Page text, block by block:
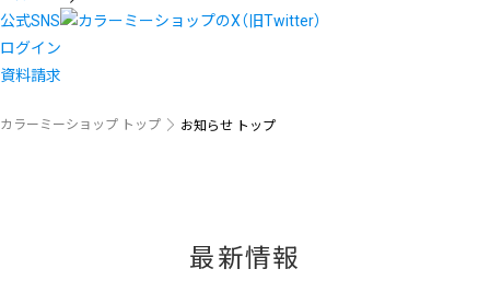
公式SNS
ログイン
資料請求
カラーミーショップ トップ お知らせ トップ
最新情報